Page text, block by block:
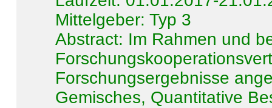
Mittelgeber: Typ 3
Abstract: Im Rahmen und
Forschungsergebnisse
Gemisches, Quantitative